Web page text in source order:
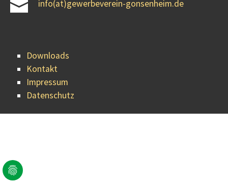
info(at)gewerbeverein-gonsenheim.de
Downloads
Kontakt
Impressum
Datenschutz